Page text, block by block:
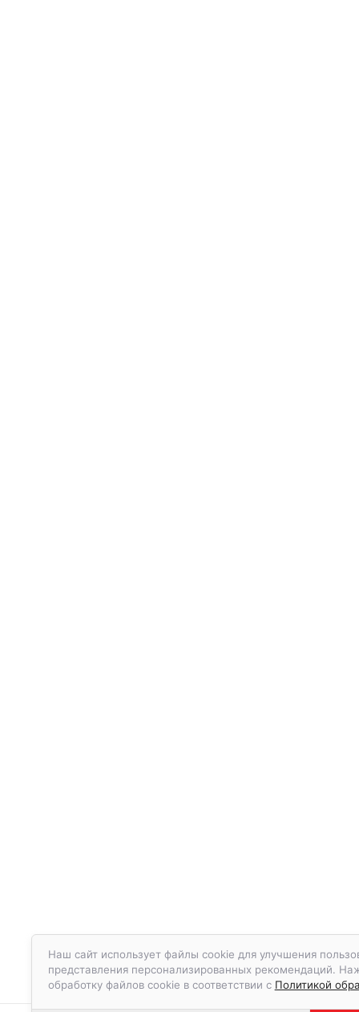
Наш сайт использует файлы cookie для улучшения
представления персонализированных рекомендаций.
обработку файлов cookie в соответствии с Политикой